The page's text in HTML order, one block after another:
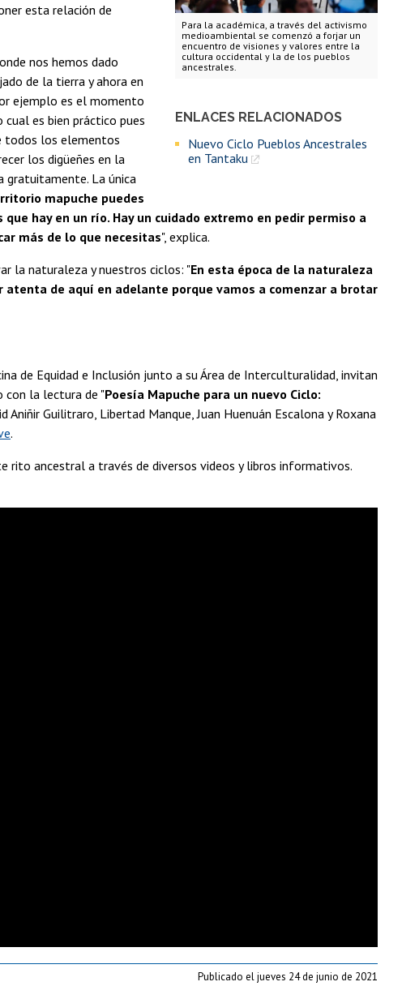
Para la académica, a través del activismo
medioambiental se comenzó a forjar un
encuentro de visiones y valores entre la
cultura occidental y la de los pueblos
ancestrales.
ENLACES RELACIONADOS
Nuevo Ciclo Pueblos Ancestrales
en Tantaku
esta relación de
nos hemos dado
de la tierra y ahora en
ejemplo es el momento
es bien práctico pues
todos los elementos
los digüeñes en la
gratuitamente. La única
mapuche puedes
hay en un río. Hay un cuidado extremo en pedir permiso a
más de lo que necesitas", explica.
la naturaleza y nuestros ciclos: "En esta época de la naturaleza
de aquí en adelante porque vamos a comenzar a brotar
de Equidad e Inclusión junto a su Área de Interculturalidad, invitan
con la lectura de "Poesía Mapuche para un nuevo Ciclo:
Guilitraro, Libertad Manque, Juan Huenuán Escalona y Roxana
.
rito ancestral a través de diversos videos y libros informativos.
Publicado el jueves 24 de junio de 2021